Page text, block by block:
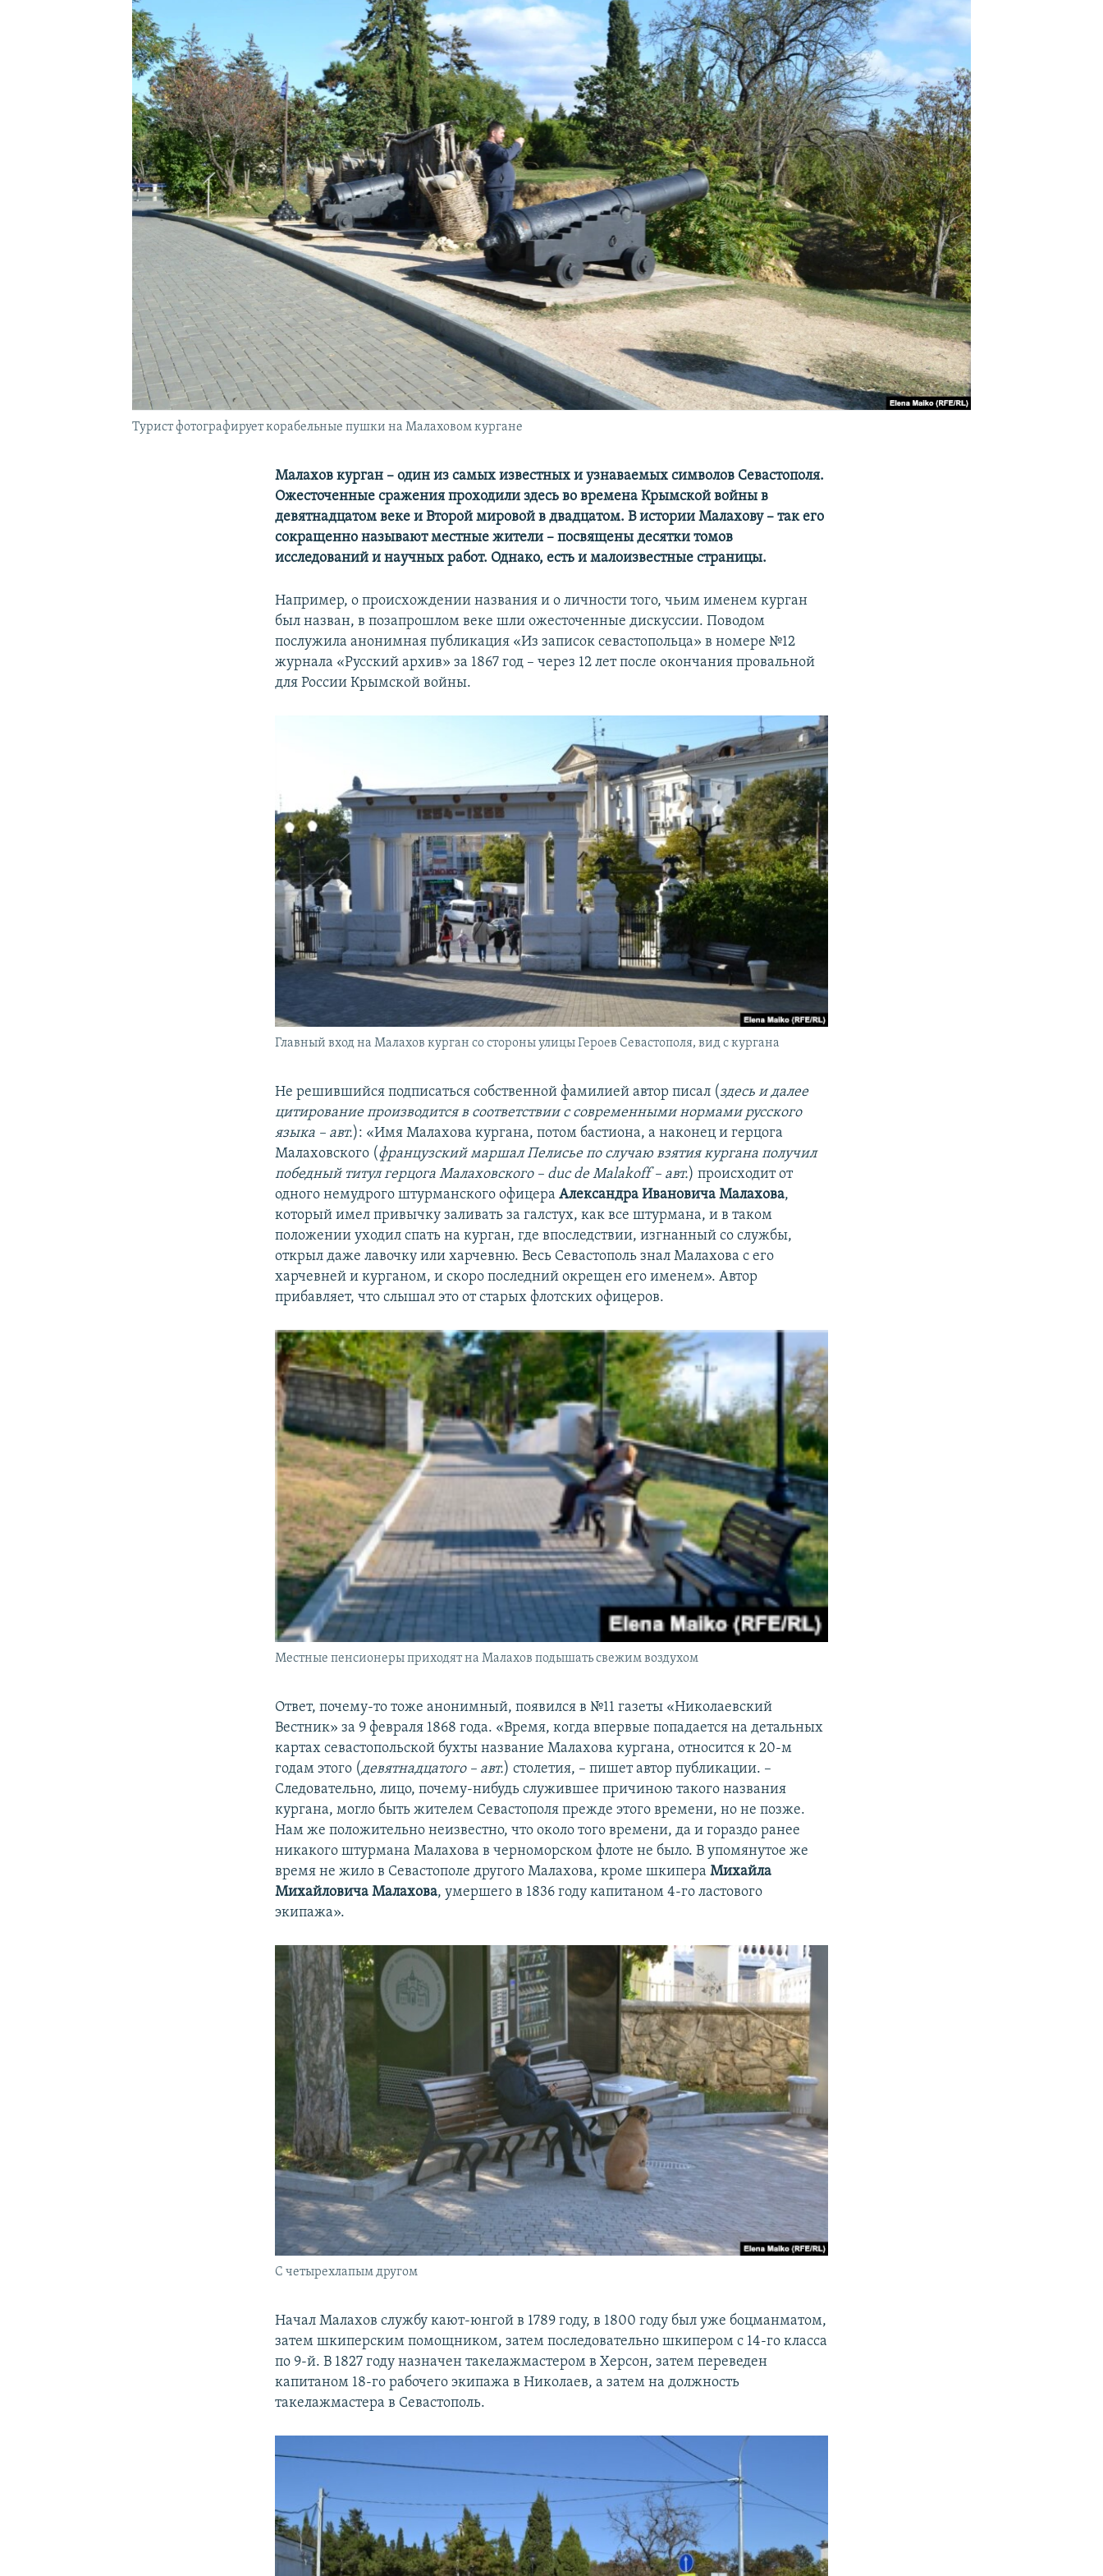
КРЫМ.НЕПОКОРЕННЫЙ
УКРАИНСКАЯ ПРОБЛЕМА КРЫМА
Турист фотографирует корабельные пушки на Малаховом кургане
Малахов курган – один из самых известных и узнаваемых символов Севастополя.
Ожесточенные сражения проходили здесь во времена Крымской войны в
девятнадцатом веке и Второй мировой в двадцатом. В истории Малахову – так его
сокращенно называют местные жители – посвящены десятки томов
исследований и научных работ. Однако, есть и малоизвестные страницы.
Например, о происхождении названия и о личности того, чьим именем курган
был назван, в позапрошлом веке шли ожесточенные дискуссии. Поводом
послужила анонимная публикация «Из записок севастопольца» в номере №12
журнала «Русский архив» за 1867 год – через 12 лет после окончания провальной
для России Крымской войны.
Главный вход на Малахов курган со стороны улицы Героев Севастополя, вид с кургана
Не решившийся подписаться собственной фамилией автор писал (здесь и далее
цитирование производится в соответствии с современными нормами русского
языка – авт.): «Имя Малахова кургана, потом бастиона, а наконец и герцога
Малаховского (французский маршал Пелисье по случаю взятия кургана получил
победный титул герцога Малаховского – duc de Malakoff – авт.) происходит от
одного немудрого штурманского офицераАлександра Ивановича Малахова,
который имел привычку заливать за галстух, как все штурмана, и в таком
положении уходил спать на курган, где впоследствии, изгнанный со службы,
открыл даже лавочку или харчевню. Весь Севастополь знал Малахова с его
харчевней и курганом, и скоро последний окрещен его именем». Автор
прибавляет, что слышал это от старых флотских офицеров.
Местные пенсионеры приходят на Малахов подышать свежим воздухом
Ответ, почему-то тоже анонимный, появился в №11 газеты «Николаевский
Вестник» за 9 февраля 1868 года. «Время, когда впервые попадается на детальных
картах севастопольской бухты название Малахова кургана, относится к 20-м
годам этого ( девятнадцатого – авт.) столетия, – пишет автор публикации. –
Следовательно, лицо, почему-нибудь служившее причиною такого названия
кургана, могло быть жителем Севастополя прежде этого времени, но не позже.
Нам же положительно неизвестно, что около того времени, да и гораздо ранее
никакого штурмана Малахова в черноморском флоте не было. В упомянутое же
время не жило в Севастополе другого Малахова, кроме шкипераМихайла
Михайловича Малахова, умершего в 1836 году капитаном 4-го ластового
экипажа».
С четырехлапым другом
Начал Малахов службу кают-юнгой в 1789 году, в 1800 году был уже боцманматом,
затем шкиперским помощником, затем последовательно шкипером с 14-го класса
по 9-й. В 1827 году назначен такелажмастером в Херсон, затем переведен
капитаном 18-го рабочего экипажа в Николаев, а затем на должность
такелажмастера в Севастополь.